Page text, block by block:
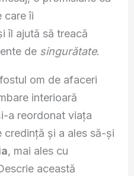
care îi
îl ajută să treacă
de singurătate.
om de afaceri
interioară
a reordonat viața
credință și a ales să-și
, mai ales cu
această